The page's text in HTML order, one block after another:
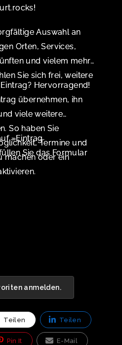
Auswahl an
Orten, Services,
und vielem mehr
Sie sich frei, weitere
Hervorragend!
übernehmen, ihn
viele weitere
So haben Sie
Termine und
machen oder ein
»Eintrag
Sie das Formular
anmelden.
Teilen Teilen
Pin It E-Mail